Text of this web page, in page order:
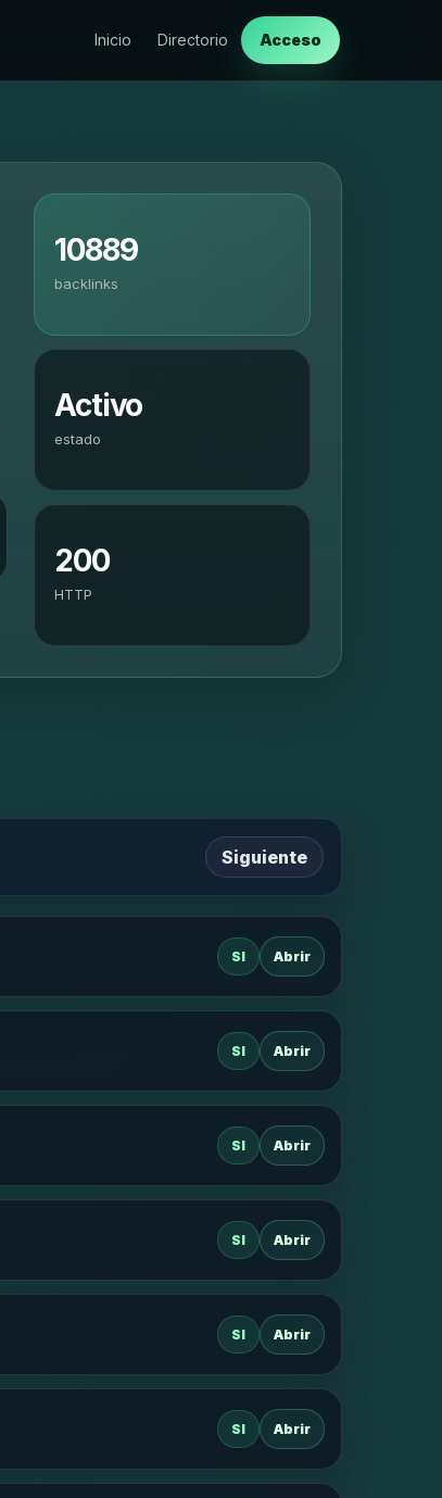
Inicio Directorio Acceso
10889
backlinks
Activo
estado
200
HTTP
Siguiente
SI Abrir
SI Abrir
SI Abrir
SI Abrir
SI Abrir
SI Abrir